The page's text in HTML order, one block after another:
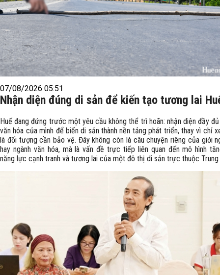
07/08/2026 05:51
Nhận diện đúng di sản để kiến tạo tương lai
Huế đang đứng trước một yêu cầu không thể trì hoãn: nhận diện đầy
văn hóa của mình để biến di sản thành nền tảng phát triển, thay vì chỉ
là đối tượng cần bảo vệ. Đây không còn là câu chuyện riêng của giới
hay ngành văn hóa, mà là vấn đề trực tiếp liên quan đến mô hình
năng lực cạnh tranh và tương lai của một đô thị di sản trực thuộc